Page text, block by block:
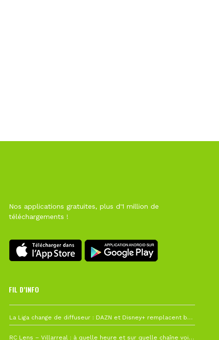
Nos applications gratuites, plus d'1 million de
téléchargements !
FIL D’INFO
La Liga change de diffuseur : DAZN et Disney+ remplacent beIN Sports !
RC Lens – Villarreal : à quelle heure et sur quelle chaîne voir la finale de la Como Cup ?